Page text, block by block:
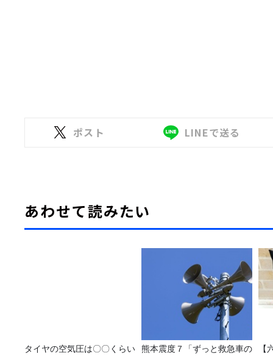
ポスト LINEで送る
あわせて読みたい
タイヤの空気圧は〇〇くらい
熊本震度７「ずっと救急車の